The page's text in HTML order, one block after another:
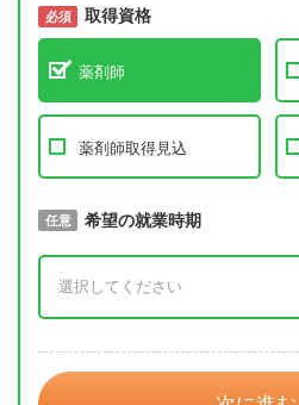
必須 取得資格
薬剤師
薬剤師取得見込
必須 取得予定年
任意 希望の就業時期